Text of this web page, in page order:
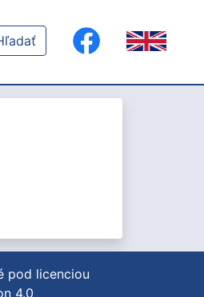
pod licenciou
4.0